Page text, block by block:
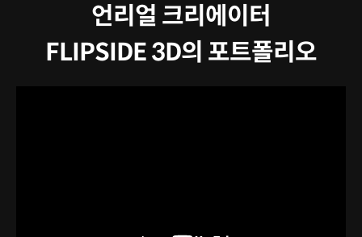
언리얼 크리에이터
FLIPSIDE 3D의 포트폴리오